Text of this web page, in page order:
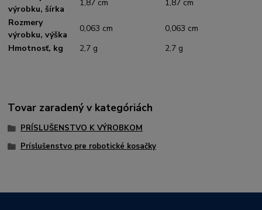
výrobku, šírka
1,87 cm
1,87 cm
Rozmery
výrobku, výška
0,063 cm
0,063 cm
Hmotnosť, kg
2,7 g 2,7 g
Tovar zaradený v kategóriách
PRÍSLUŠENSTVO K VÝROBKOM
Príslušenstvo pre robotické kosačky